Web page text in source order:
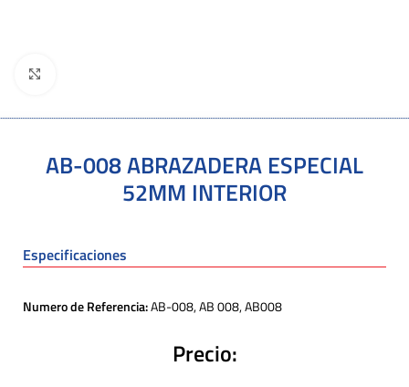
AB-008 ABRAZADERA ESPECIAL
52MM INTERIOR
Especificaciones
Numero de Referencia:AB-008, AB 008, AB008
Precio: